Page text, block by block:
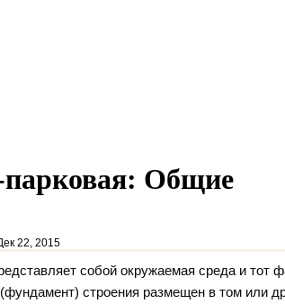
парковая: Общие
22, 2015
собой окружаемая среда и тот
строения размещен в том или